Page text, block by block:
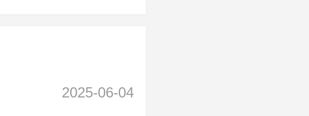
斯·琼斯,娜塔丽·阿明,优
2025-06-04